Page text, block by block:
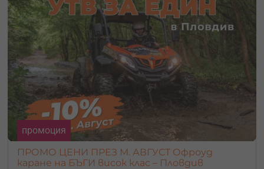
промоция
ПРОМО ЦЕНИ ПРЕЗ М. АВГУСТ Офроуд
каране на БЪГИ висок клас – Пловдив